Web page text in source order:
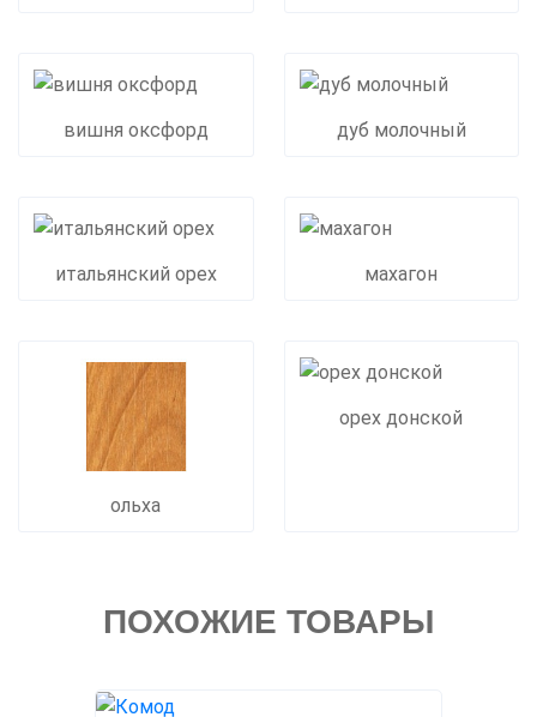
вишня оксфорд дуб молочный
итальянский орех махагон
ольха
орех донской
ПОХОЖИЕ ТОВАРЫ